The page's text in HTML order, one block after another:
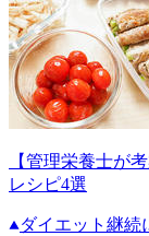
【管理栄養士が
レシピ4選
ダイエット継続